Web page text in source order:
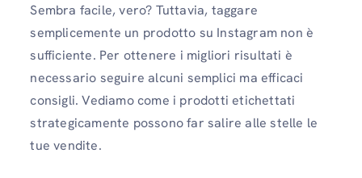
Sembra facile, vero? Tuttavia, taggare
semplicemente un prodotto su Instagram non è
sufficiente. Per ottenere i migliori risultati è
necessario seguire alcuni semplici ma efficaci
consigli. Vediamo come i prodotti etichettati
strategicamente possono far salire alle stelle le
tue vendite.